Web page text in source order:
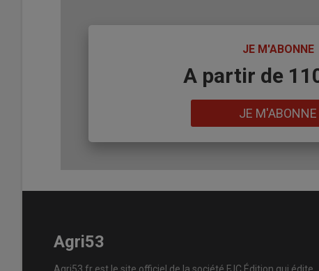
JE M'ABONNE
A partir de
JE M'ABONNE
Agri53
Agri53.fr est le site officiel de la société FJC Édition qui édite